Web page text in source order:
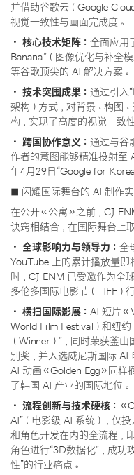
并借助谷歌云（Google
视觉一致性与画面完成度。
· 核心技术矩阵： 全面应用
Banana”（图像优化与补全
等谷歌顶尖的 AI 解决方案。
· 技术突围成果： 通过引入
架构）方式，对背景、构图
构，实现了高度的视觉一致
· 跨国协作意义： 通过与谷
作者的意图能够精准投射至
年4月29日“Google for
■ 闪耀国际舞台的 AI 制作
在公开《公寓》之前，CJ
诀窍相结合，在国际舞台上
· 全球影响力与领导力： 全
YouTube 上的累计播放量即
时，CJ ENM 已受邀作为全
多伦多国际电影节（TIFF）
· 横扫国际影展： AI 短片《
World Film Festival）和纽
（Winner）”，同时荣获釜
别奖，并入选威尼斯国际 AI
AI 动画《Golden Egg》同
了韩国 AI 产业的国际地位。
· 流程创新与技术硬核： 《
AI”（电影级 AI 系统），仅
和角色开发在内的全流程，
角色进行“3D数据化”，成功
性”的行业痛点。